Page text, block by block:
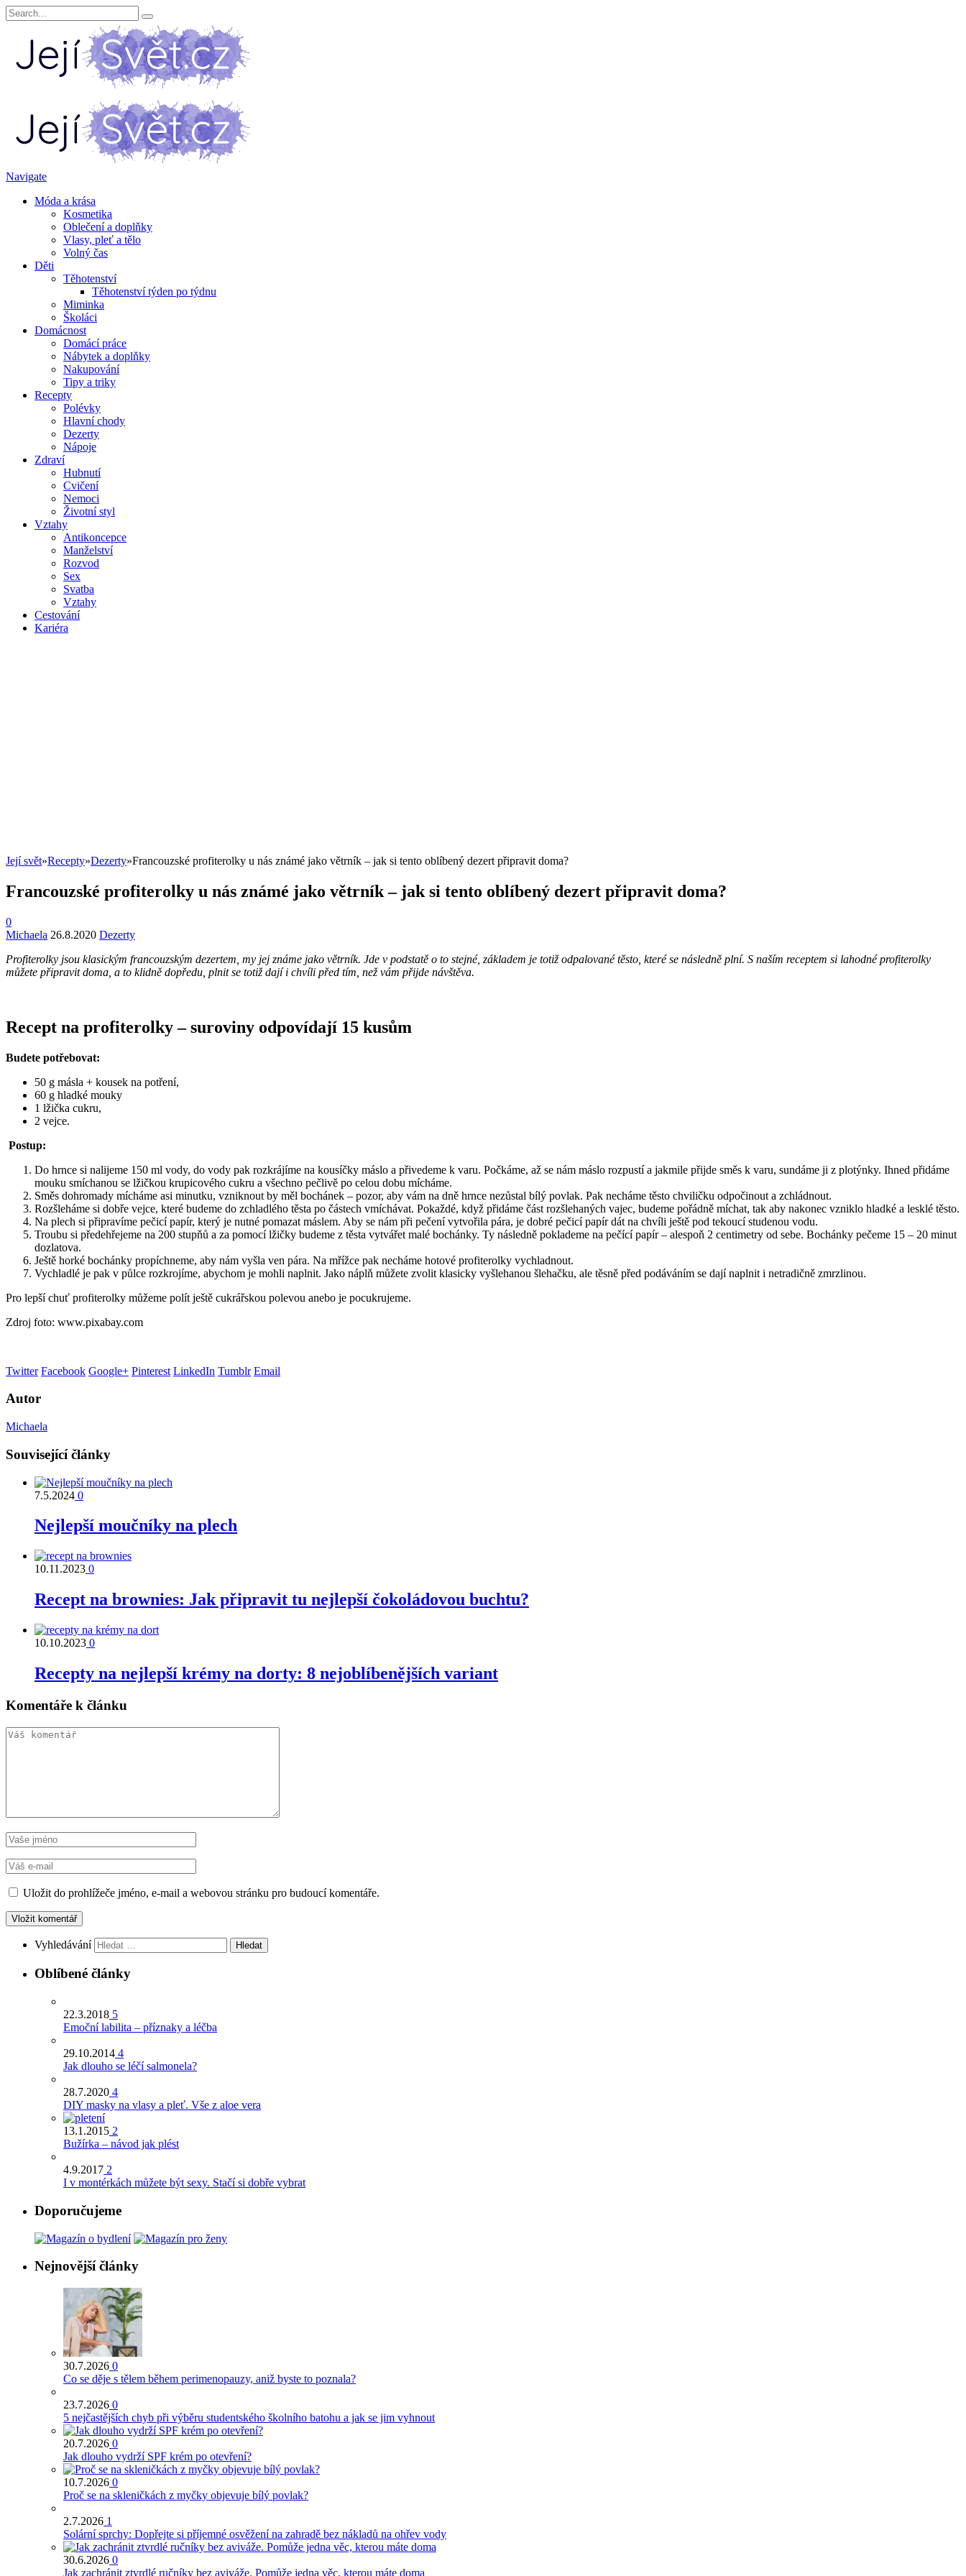
Navigate
Móda a krása
Kosmetika
Oblečení a doplňky
Vlasy, pleť a tělo
Volný čas
Děti
Těhotenství
Těhotenství týden po týdnu
Miminka
Školáci
Domácnost
Domácí práce
Nábytek a doplňky
Nakupování
Tipy a triky
Recepty
Polévky
Hlavní chody
Dezerty
Nápoje
Zdraví
Hubnutí
Cvičení
Nemoci
Životní styl
Vztahy
Antikoncepce
Manželství
Rozvod
Sex
Svatba
Vztahy
Cestování
Kariéra
Její svět»Recepty»Dezerty»Francouzské profiterolky u nás známé jako větrník – jak si tento oblíbený dezert připravit doma?
Francouzské profiterolky u nás známé jako větrník – jak si tento oblíbený dezert připravit doma?
0
Michaela 26.8.2020 Dezerty
Profiterolky jsou klasickým francouzským dezertem, my jej známe jako větrník. Jde v podstatě o to stejné, základem je totiž odpalované těsto, které se následně plní. S naším receptem si lahodné profiterolky
můžete připravit doma, a to klidně dopředu, plnit se totiž dají i chvíli před tím, než vám přijde návštěva.
Recept na profiterolky – suroviny odpovídají 15 kusům
Budete potřebovat:
50 g másla + kousek na potření,
60 g hladké mouky
1 lžička cukru,
2 vejce.
Postup:
Do hrnce si nalijeme 150 ml vody, do vody pak rozkrájíme na kousíčky máslo a přivedeme k varu. Počkáme, až se nám máslo rozpustí a jakmile přijde směs k varu, sundáme ji z plotýnky. Ihned přidáme
mouku smíchanou se lžičkou krupicového cukru a všechno pečlivě po celou dobu mícháme.
Směs dohromady mícháme asi minutku, vzniknout by měl bochánek – pozor, aby vám na dně hrnce nezůstal bílý povlak. Pak necháme těsto chviličku odpočinout a zchládnout.
Rozšleháme si dobře vejce, které budeme do zchladlého těsta po částech vmíchávat. Pokaždé, když přidáme část rozšlehaných vajec, budeme pořádně míchat, tak aby nakonec vzniklo hladké a lesklé těsto.
Na plech si připravíme pečicí papír, který je nutné pomazat máslem. Aby se nám při pečení vytvořila pára, je dobré pečicí papír dát na chvíli ještě pod tekoucí studenou vodu.
Troubu si předehřejeme na 200 stupňů a za pomocí lžičky budeme z těsta vytvářet malé bochánky. Ty následně poklademe na pečící papír – alespoň 2 centimetry od sebe. Bochánky pečeme 15 – 20 minut
dozlatova.
Ještě horké bochánky propíchneme, aby nám vyšla ven pára. Na mřížce pak necháme hotové profiterolky vychladnout.
Vychladlé je pak v půlce rozkrojíme, abychom je mohli naplnit. Jako náplň můžete zvolit klasicky vyšlehanou šlehačku, ale těsně před podáváním se dají naplnit i netradičně zmrzlinou.
Pro lepší chuť profiterolky můžeme polít ještě cukrářskou polevou anebo je pocukrujeme.
Zdroj foto: www.pixabay.com
Twitter Facebook Google+ Pinterest LinkedIn Tumblr Email
Autor
Michaela
Související články
7.5.2024 0
Nejlepší moučníky na plech
10.11.2023 0
Recept na brownies: Jak připravit tu nejlepší čokoládovou buchtu?
10.10.2023 0
Recepty na nejlepší krémy na dorty: 8 nejoblíbenějších variant
Komentáře k článku
Uložit do prohlížeče jméno, e-mail a webovou stránku pro budoucí komentáře.
Vyhledávání
Oblíbené články
22.3.2018 5
Emoční labilita – příznaky a léčba
29.10.2014 4
Jak dlouho se léčí salmonela?
28.7.2020 4
DIY masky na vlasy a pleť. Vše z aloe vera
13.1.2015 2
Bužírka – návod jak plést
4.9.2017 2
I v montérkách můžete být sexy. Stačí si dobře vybrat
Doporučujeme
Nejnovější články
30.7.2026 0
Co se děje s tělem během perimenopauzy, aniž byste to poznala?
23.7.2026 0
5 nejčastějších chyb při výběru studentského školního batohu a jak se jim vyhnout
20.7.2026 0
Jak dlouho vydrží SPF krém po otevření?
10.7.2026 0
Proč se na skleničkách z myčky objevuje bílý povlak?
2.7.2026 1
Solární sprchy: Dopřejte si příjemné osvěžení na zahradě bez nákladů na ohřev vody
30.6.2026 0
Jak zachránit ztvrdlé ručníky bez aviváže. Pomůže jedna věc, kterou máte doma